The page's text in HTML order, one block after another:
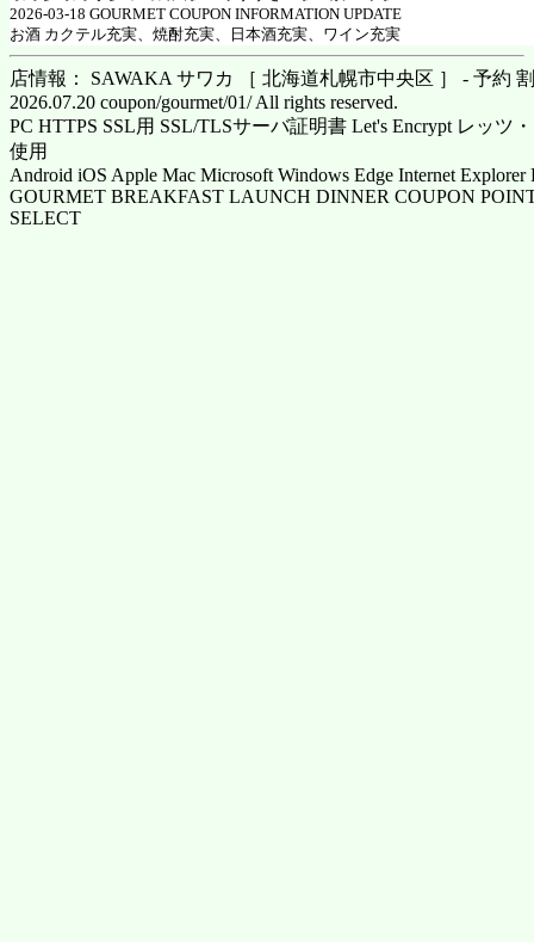
2026-03-18 GOURMET COUPON INFORMATION UPDATE
お酒 カクテル充実、焼酎充実、日本酒充実、ワイン充実
店情報： SAWAKA サワカ ［ 北海道札幌市中央区 ］ - 予約
2026.07.20 coupon/gourmet/01/ All rights reserved.
PC HTTPS SSL用 SSL/TLSサーバ証明書 Let's Encrypt レッツ
使用
Android iOS Apple Mac Microsoft Windows Edge Internet Explorer
GOURMET BREAKFAST LAUNCH DINNER COUPON
SELECT